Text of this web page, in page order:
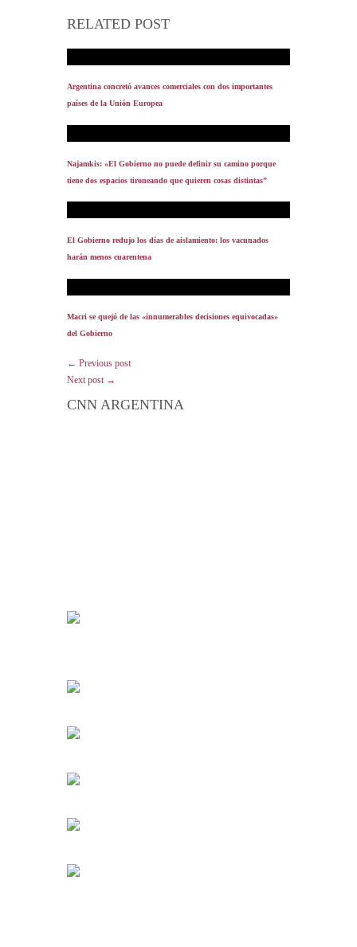
RELATED POST
Argentina concretó avances comerciales con dos importantes
países de la Unión Europea
Najamkis: «El Gobierno no puede definir su camino porque
tiene dos espacios tironeando que quieren cosas distintas”
El Gobierno redujo los días de aislamiento: los vacunados
harán menos cuarentena
Macri se quejó de las «innumerables decisiones equivocadas»
del Gobierno
← Previous post
Next post →
CNN ARGENTINA